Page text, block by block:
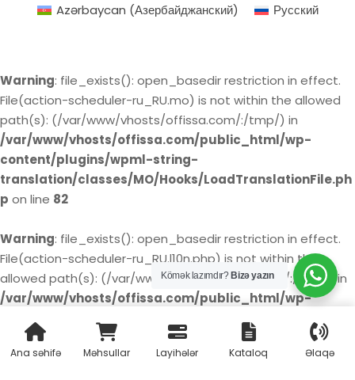
Ana səhifə Məhsullar Layihələr Kataloq Əlaqə
Kömək lazımdır? Bizə yazın
Azərbaycan (Азербайджанский) Русский
Warning: file_exists(): open_basedir restriction in effect.
File(action-scheduler-ru_RU.mo) is not within the allowed
path(s): (/var/www/vhosts/offissa.com/:/tmp/) in
/var/www/vhosts/offissa.com/public_html/wp-
content/plugins/wpml-string-
translation/classes/MO/Hooks/LoadTranslationFile.ph
p on line 82
Warning: file_exists(): open_basedir restriction in effect.
File(action-scheduler-ru_RU.l10n.php) is not within the
allowed path(s): (/var/www/vhosts/offissa.com/:/tmp/) in
/var/www/vhosts/offissa.com/public_html/wp-
content/plugins/wpml-string-
translation/classes/MO/Hooks/LoadTranslationFile.ph
on line85